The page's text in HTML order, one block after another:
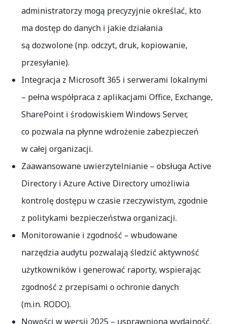
administratorzy mogą precyzyjnie określać, kto
ma dostęp do danych i jakie działania
są dozwolone (np. odczyt, druk, kopiowanie,
przesyłanie).
Integracja z Microsoft 365 i serwerami lokalnymi
– pełna współpraca z aplikacjami Office, Exchange,
SharePointi środowiskiemWindows Server,
co pozwala na płynne wdrożenie zabezpieczeń
w całej organizacji.
Zaawansowane uwierzytelnianie– obsługa Active
Directory i Azure Active Directory umożliwia
kontrolę dostępu w czasie rzeczywistym, zgodnie
z politykami bezpieczeństwa organizacji.
Monitorowanie i zgodność – wbudowane
narzędzia audytu pozwalają śledzić aktywność
użytkowników i generować raporty, wspierając
zgodność z przepisami o ochronie danych
(m.in. RODO).
Nowości w wersji 2025 – usprawniona wydajność,